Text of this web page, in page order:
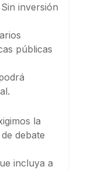
inversión
públicas
la
debate
incluya a